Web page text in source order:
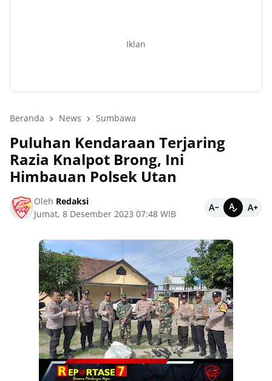
Iklan
Beranda News Sumbawa
Puluhan Kendaraan Terjaring
Razia Knalpot Brong, Ini
Himbauan Polsek Utan
Oleh Redaksi
Jumat, 8 Desember 2023 07:48 WIB